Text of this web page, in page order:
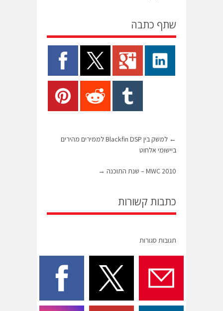
שתף כתבה
←
למשק בין Blackfin DSP לממירים מהירים
ביישומי אלחוט
MWC 2010 – שנת התוכנה →
כתבות קשורות
תגובות סגורות